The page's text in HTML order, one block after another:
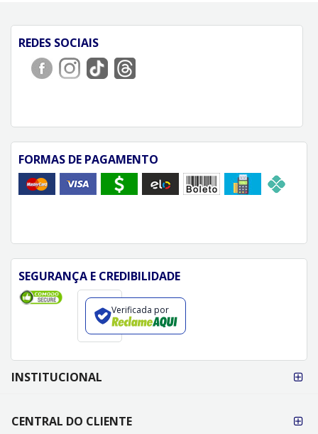
REDES SOCIAIS
FORMAS DE PAGAMENTO
SEGURANÇA E CREDIBILIDADE
Verificada por
FORMAS DE
PAGAMENTO
INSTITUCIONAL
CENTRAL DO CLIENTE